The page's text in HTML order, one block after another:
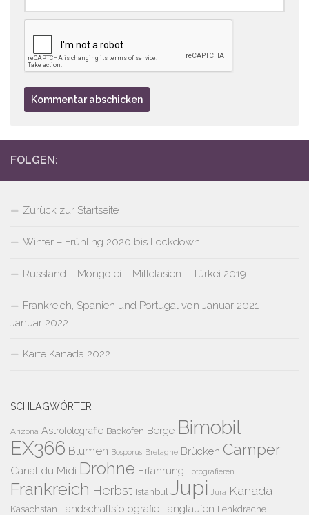
FOLGEN:
Zurück zur Startseite
Winter – Frühling 2020 bis Lockdown
Russland – Mongolei – Mittelasien – Türkei 2019
Frankreich, Spanien und Portugal von Januar 2021 –
Januar 2022:
Karte Kanada 2022
SCHLAGWÖRTER
Arizona Astrofotografie Backofen Berge Bimobil
EX366 Blumen Bosporus Bretagne Brücken Camper
Canal du Midi Drohne Erfahrung Fotografieren
Frankreich Herbst Istanbul Jupi Jura Kanada
Kasachstan Landschaftsfotografie Langlaufen Lenkdrache